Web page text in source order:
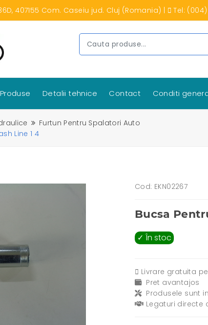
407155 Com. Caseiu jud. Cluj (Romania) Tel: (004)
Produse Detalii tehnice Contact Conditi
Furtun Pentru Spalatori Auto
Line 1 4
Cod: EKN02267
Bucsa
✓ În stoc
Livrare gratuita
Pret avantajos
Produsele sunt
Legaturi directe